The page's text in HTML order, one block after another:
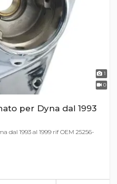
1
0
per Dyna dal 1993
dal 1993 al 1999 rif OEM 25256-